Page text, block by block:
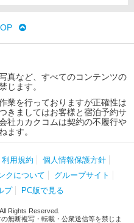
真など、すべてのコンテンツの
じます。
業を行っておりますが正確性は
きましてはお客様と宿泊予約サ
社カカクコムは契約の不履行や
ます。
利用規約
個人情報保護方針
クについて
グループサイト
プ PC版で見る
Rights Reserved.
無断複写・転載・公衆送信等を禁じま